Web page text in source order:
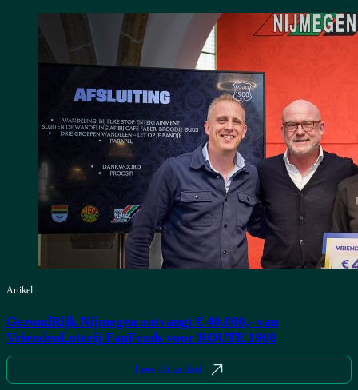
Artikel
GezondRijk Nijmegen ontvangt € 40.000,- van
VriendenLoterij FanFonds voor ROUTE 1900
Lees dit artikel